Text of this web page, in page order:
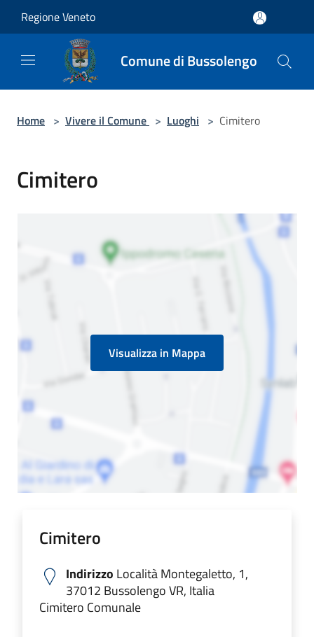
Regione Veneto
Comune di Bussolengo
Home > Vivere il Comune > Luoghi > Cimitero
Cimitero
Visualizza in Mappa
Cimitero
Indirizzo Località Montegaletto, 1,
37012 Bussolengo VR, Italia
Cimitero Comunale